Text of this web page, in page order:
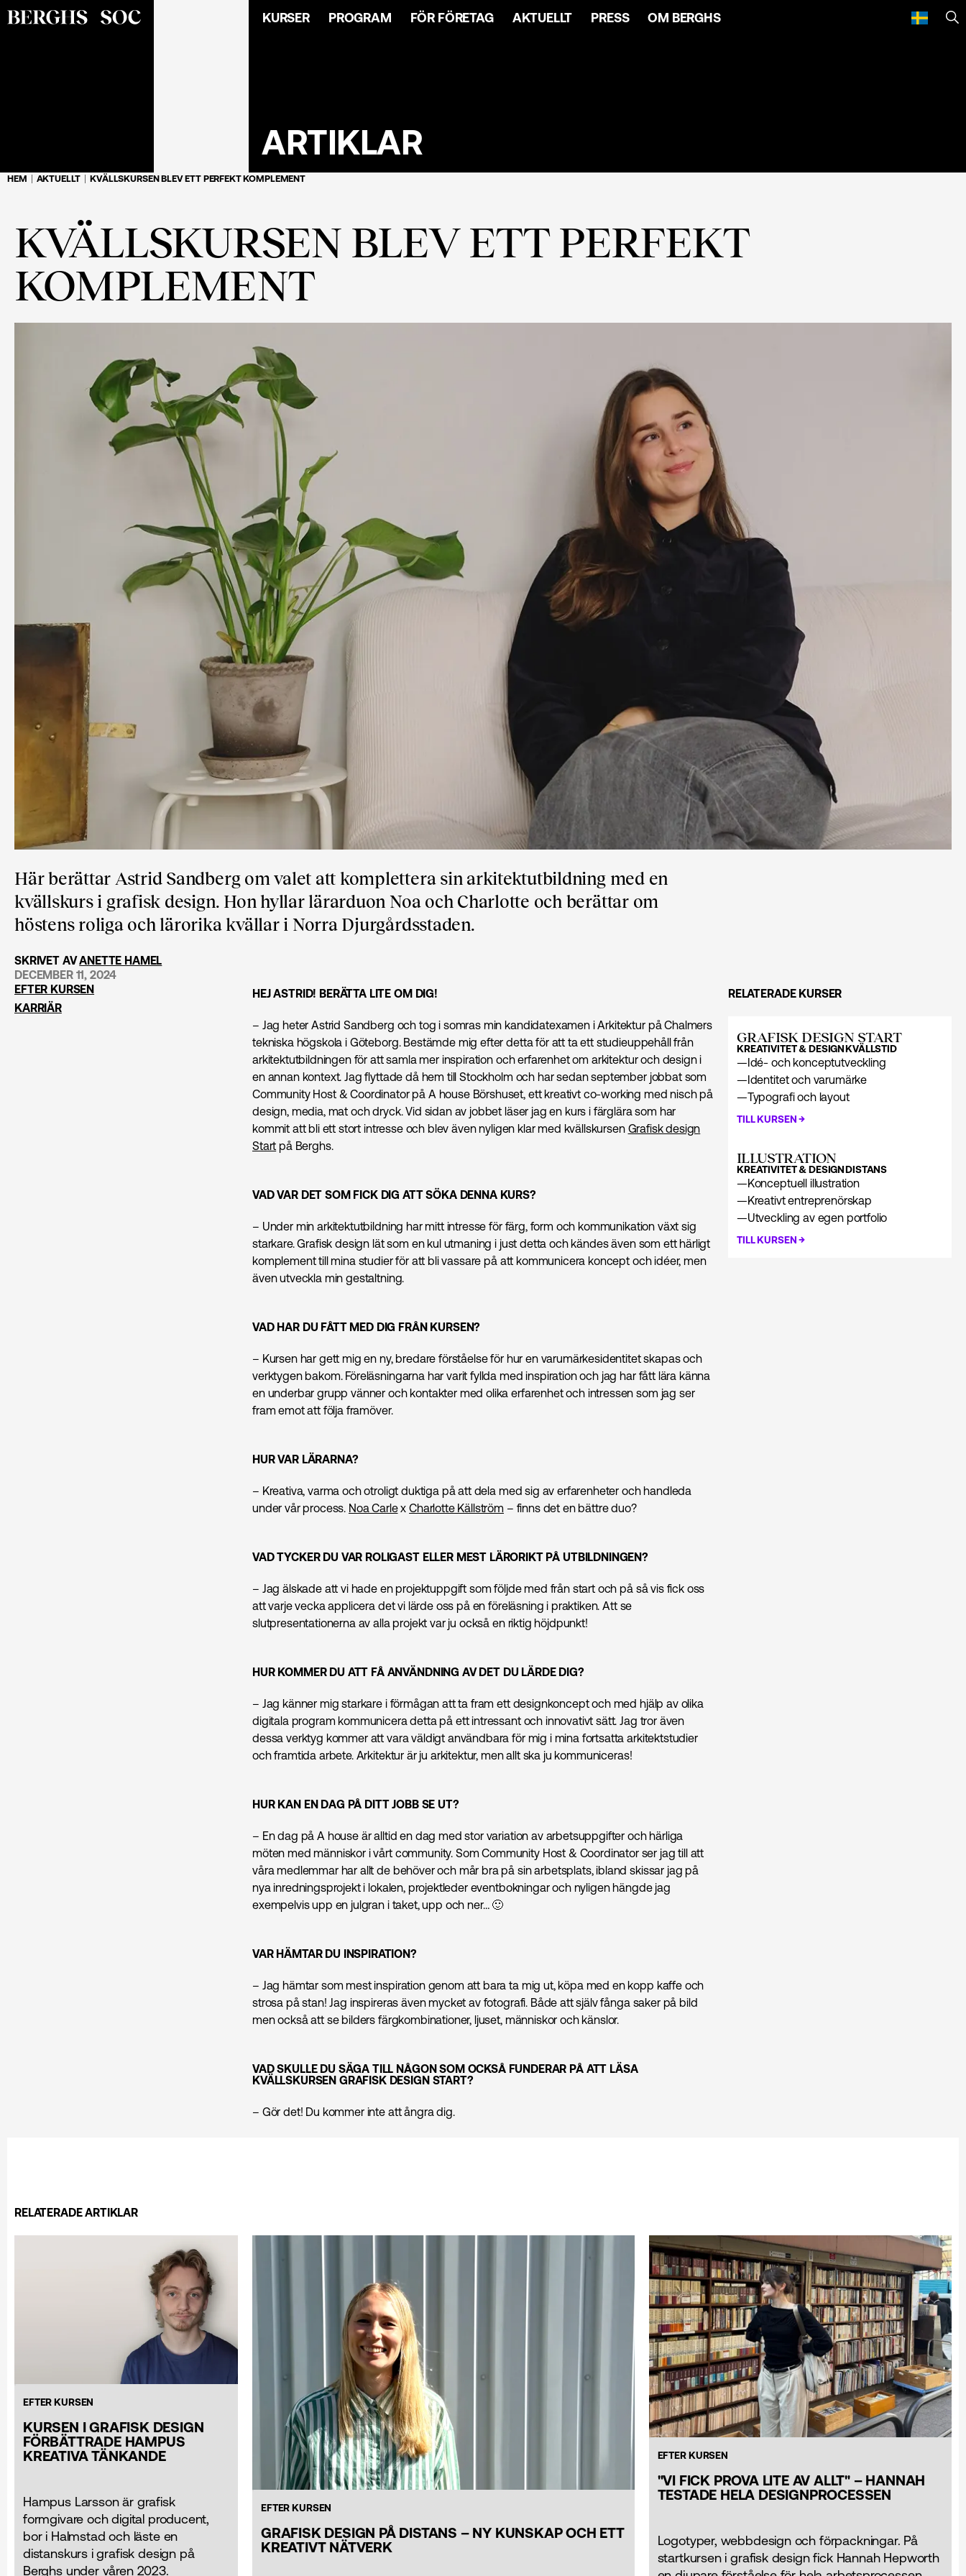
KURSER PROGRAM FÖR FÖRETAG AKTUELLT PRESS OM BERGHS
ARTIKLAR
HEM AKTUELLT KVÄLLSKURSEN BLEV ETT PERFEKT KOMPLEMENT
KVÄLLSKURSEN BLEV ETT PERFEKT
KOMPLEMENT
Här berättar Astrid Sandberg om valet att komplettera sin arkitektutbildning med en
kvällskurs i grafisk design. Hon hyllar lärarduon Noa och Charlotte och berättar om
höstens roliga och lärorika kvällar i Norra Djurgårdsstaden.
SKRIVET AVANETTE HAMEL
DECEMBER 11, 2024
EFTER KURSEN
KARRIÄR
HEJ ASTRID! BERÄTTA LITE OM DIG!
– Jag heter Astrid Sandberg och tog i somras min kandidatexamen i Arkitektur på Chalmers
tekniska högskola i Göteborg. Bestämde mig efter detta för att ta ett studieuppehåll från
arkitektutbildningen för att samla mer inspiration och erfarenhet om arkitektur och design i
en annan kontext. Jag flyttade då hem till Stockholm och har sedan september jobbat som
Community Host & Coordinator på A house Börshuset, ett kreativt co-working med nisch på
design, media, mat och dryck. Vid sidan av jobbet läser jag en kurs i färglära som har
kommit att bli ett stort intresse och blev även nyligen klar med kvällskursen Grafisk design
Start på Berghs.
VAD VAR DET SOM FICK DIG ATT SÖKA DENNA KURS?
– Under min arkitektutbildning har mitt intresse för färg, form och kommunikation växt sig
starkare. Grafisk design lät som en kul utmaning i just detta och kändes även som ett härligt
komplement till mina studier för att bli vassare på att kommunicera koncept och idéer, men
även utveckla min gestaltning.
VAD HAR DU FÅTT MED DIG FRÅN KURSEN?
– Kursen har gett mig en ny, bredare förståelse för hur en varumärkesidentitet skapas och
verktygen bakom. Föreläsningarna har varit fyllda med inspiration och jag har fått lära känna
en underbar grupp vänner och kontakter med olika erfarenhet och intressen som jag ser
fram emot att följa framöver.
HUR VAR LÄRARNA?
– Kreativa, varma och otroligt duktiga på att dela med sig av erfarenheter och handleda
under vår process. Noa CarlexCharlotte Källström – finns det en bättre duo?
VAD TYCKER DU VAR ROLIGAST ELLER MEST LÄRORIKT PÅ UTBILDNINGEN?
– Jag älskade att vi hade en projektuppgift som följde med från start och på så vis fick oss
att varje vecka applicera det vi lärde oss på en föreläsning i praktiken. Att se
slutpresentationerna av alla projekt var ju också en riktig höjdpunkt!
HUR KOMMER DU ATT FÅ ANVÄNDNING AV DET DU LÄRDE DIG?
– Jag känner mig starkare i förmågan att ta fram ett designkoncept och med hjälp av olika
digitala program kommunicera detta på ett intressant och innovativt sätt. Jag tror även
dessa verktyg kommer att vara väldigt användbara för mig i mina fortsatta arkitektstudier
och framtida arbete. Arkitektur är ju arkitektur, men allt ska ju kommuniceras!
HUR KAN EN DAG PÅ DITT JOBB SE UT?
– En dag på A house är alltid en dag med stor variation av arbetsuppgifter och härliga
möten med människor i vårt community. Som Community Host & Coordinator ser jag till att
våra medlemmar har allt de behöver och mår bra på sin arbetsplats, ibland skissar jag på
nya inredningsprojekt i lokalen, projektleder eventbokningar och nyligen hängde jag
exempelvis upp en julgran i taket, upp och ner… 🙂
VAR HÄMTAR DU INSPIRATION?
– Jag hämtar som mest inspiration genom att bara ta mig ut, köpa med en kopp kaffe och
strosa på stan! Jag inspireras även mycket av fotografi. Både att själv fånga saker på bild
men också att se bilders färgkombinationer, ljuset, människor och känslor.
VAD SKULLE DU SÄGA TILL NÅGON SOM OCKSÅ FUNDERAR PÅ ATT LÄSA
KVÄLLSKURSEN GRAFISK DESIGN START?
– Gör det! Du kommer inte att ångra dig.
RELATERADE KURSER
GRAFISK DESIGN START
KREATIVITET & DESIGNKVÄLLSTID
—Idé- och konceptutveckling
—Identitet och varumärke
—Typografi och layout
TILL KURSEN→
ILLUSTRATION
KREATIVITET & DESIGNDISTANS
—Konceptuell illustration
—Kreativt entreprenörskap
—Utveckling av egen portfolio
TILL KURSEN→
RELATERADE ARTIKLAR
EFTER KURSEN
KURSEN I GRAFISK DESIGN
FÖRBÄTTRADE HAMPUS
KREATIVA TÄNKANDE
Hampus Larsson är grafisk
formgivare och digital producent,
bor i Halmstad och läste en
distanskurs i grafisk design på
Berghs under våren 2023.
EFTER KURSEN
GRAFISK DESIGN PÅ DISTANS – NY KUNSKAP OCH ETT
KREATIVT NÄTVERK
EFTER KURSEN
"VI FICK PROVA LITE AV ALLT" – HANNAH
TESTADE HELA DESIGNPROCESSEN
Logotyper, webbdesign och förpackningar. På
startkursen i grafisk design fick Hannah Hepworth